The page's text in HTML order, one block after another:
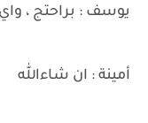
يوسف : براحتج ،
أمينة : ان شاءالله